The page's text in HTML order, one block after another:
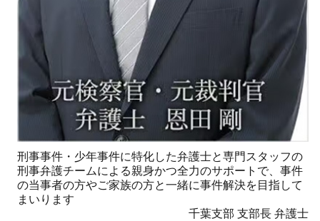
刑事事件・少年事件に特化した弁護士と専門スタッフの
刑事弁護チームによる親身かつ全力のサポートで、事件
の当事者の方やご家族の方と一緒に事件解決を目指して
まいります
千葉支部 支部長 弁護士